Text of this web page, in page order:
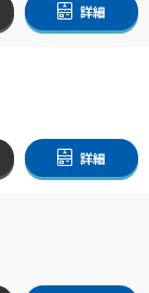
詳細
詳細